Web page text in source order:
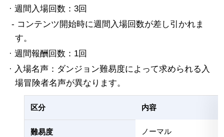
· 週間入場回数：3回
- コンテンツ開始時に週間入場回数が差し引かれま
す。
· 週間報酬回数：1回
· 入場名声：ダンジョン難易度によって求められる入
場冒険者名声が異なります。
区分 内容
難易度 ノーマル